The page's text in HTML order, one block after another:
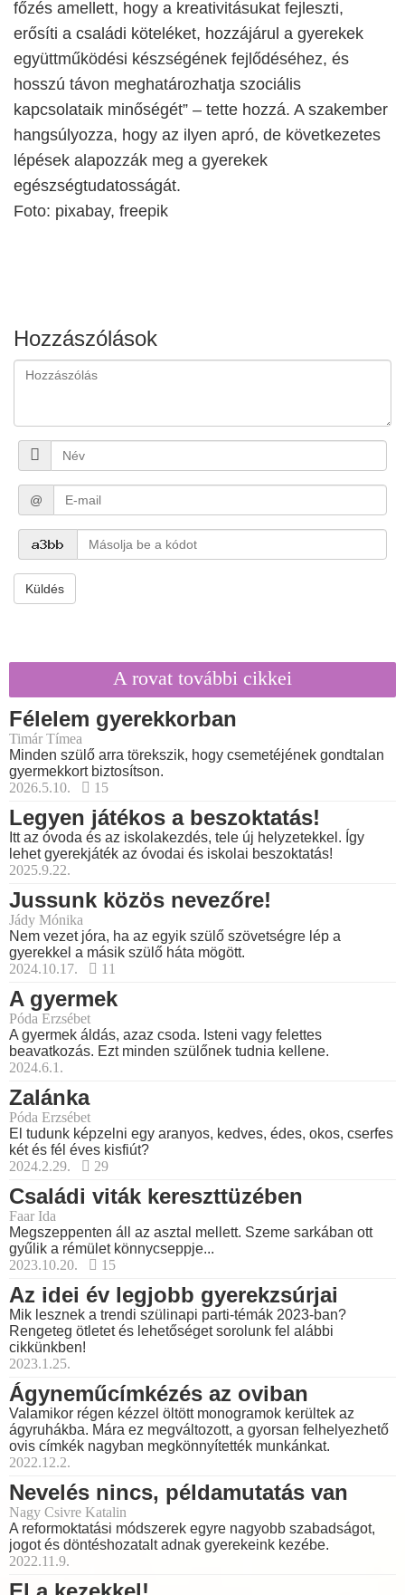
főzés amellett, hogy a kreativitásukat fejleszti,
erősíti a családi köteléket, hozzájárul a gyerekek
együttműködési készségének fejlődéséhez, és
hosszú távon meghatározhatja szociális
kapcsolataik minőségét” – tette hozzá. A szakember
hangsúlyozza, hogy az ilyen apró, de következetes
lépések alapozzák meg a gyerekek
egészségtudatosságát.
Foto: pixabay, freepik
Hozzászólások
@
Küldés
A rovat további cikkei
Félelem gyerekkorban
Timár Tímea
Minden szülő arra törekszik, hogy csemetéjének gondtalan
gyermekkort biztosítson.
2026.5.10.
15
Legyen játékos a beszoktatás!
Itt az óvoda és az iskolakezdés, tele új helyzetekkel. Így
lehet gyerekjáték az óvodai és iskolai beszoktatás!
2025.9.22.
Jussunk közös nevezőre!
Jády Mónika
Nem vezet jóra, ha az egyik szülő szövetségre lép a
gyerekkel a másik szülő háta mögött.
2024.10.17.
11
A gyermek
Póda Erzsébet
A gyermek áldás, azaz csoda. Isteni vagy felettes
beavatkozás. Ezt minden szülőnek tudnia kellene.
2024.6.1.
Zalánka
Póda Erzsébet
El tudunk képzelni egy aranyos, kedves, édes, okos, cserfes
két és fél éves kisfiút?
2024.2.29.
29
Családi viták kereszttüzében
Faar Ida
Megszeppenten áll az asztal mellett. Szeme sarkában ott
gyűlik a rémület könnycseppje...
2023.10.20.
15
Az idei év legjobb gyerekzsúrjai
Mik lesznek a trendi szülinapi parti-témák 2023-ban?
Rengeteg ötletet és lehetőséget sorolunk fel alábbi
cikkünkben!
2023.1.25.
Ágyneműcímkézés az oviban
Valamikor régen kézzel öltött monogramok kerültek az
ágyruhákba. Mára ez megváltozott, a gyorsan felhelyezhető
ovis címkék nagyban megkönnyítették munkánkat.
2022.12.2.
Nevelés nincs, példamutatás van
Nagy Csivre Katalin
A reformoktatási módszerek egyre nagyobb szabadságot,
jogot és döntéshozatalt adnak gyerekeink kezébe.
2022.11.9.